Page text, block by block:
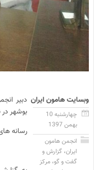
وبسایت هامون ایران
چهارشنبه 10
بهمن 1397
انجمن هامون
ایران، گزارش و
گفت و گو، مرکز
دبیر
بوشهر
رسانه